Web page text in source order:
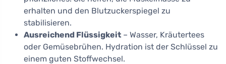
erhalten und den Blutzuckerspiegel zu
stabilisieren.
Ausreichend Flüssigkeit – Wasser, Kräutertees
oder Gemüsebrühen. Hydration ist der Schlüssel zu
einem guten Stoffwechsel.